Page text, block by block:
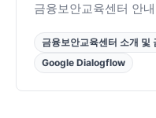
금융보안교육센터 안
금융보안교육센터 소개 및
Google Dialogflow